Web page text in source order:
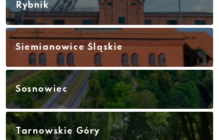
Rybnik
Siemianowice Śląskie
Sosnowiec
Tarnowskie Góry